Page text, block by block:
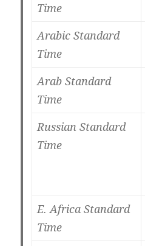
Time
Arabic Standard
Time
Arab Standard
Time
Russian Standard
Time
E. Africa Standard
Time